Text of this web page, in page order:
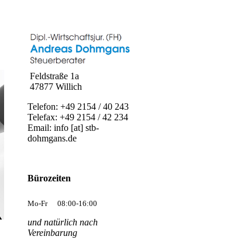
Feldstraße 1a
47877 Willich
Telefon: +49 2154 / 40 243
Telefax: +49 2154 / 42 234
Email: info [at] stb-
dohmgans.de
Bürozeiten
Mo-Fr 08:00-16:00
und natürlich nach
Vereinbarung